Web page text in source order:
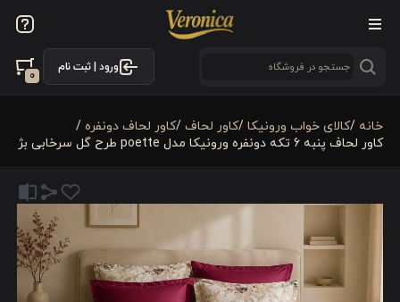
ورود | ثبت نام
0
خانه /کالای خواب ورونیکا /کاور لحاف /کاور لحاف دونفره /
کاور لحاف پنبه 6 تکه دونفره ورونیکا مدل poette طرح گل سرخابی بژ